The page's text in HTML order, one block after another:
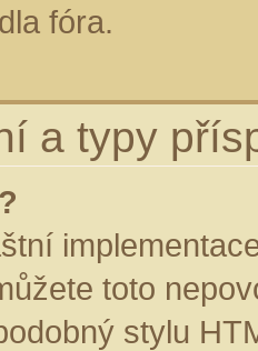
fóra.
a typy
toto
stylu